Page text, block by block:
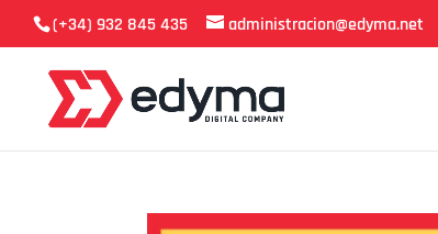
(+34) 932 845 435 administracion@edyma.net